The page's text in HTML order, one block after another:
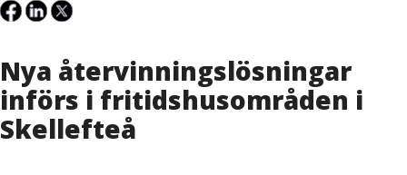
Nya återvinningslösningar
införs i fritidshusområden i
Skellefteå